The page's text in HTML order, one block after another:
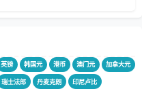
英镑 韩国元 港币 澳门元 加拿大元
瑞士法郎 丹麦克朗 印尼卢比